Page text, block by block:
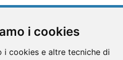
i cookies
i cookies e altre tecniche di